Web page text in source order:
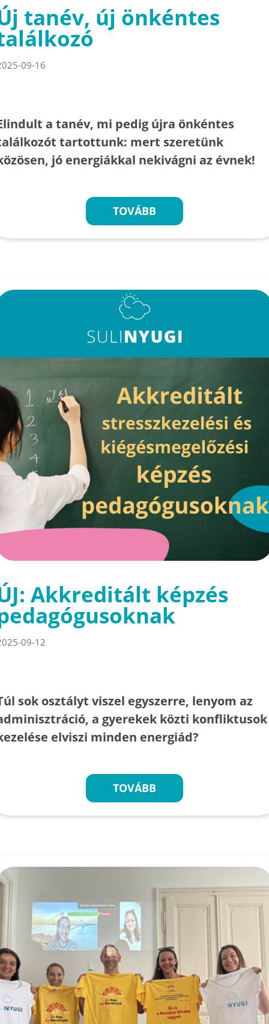
tanév, új önkéntes
09-16
a tanév, mi pedig újra önkéntes
tartottunk: mert szeretünk
jó energiákkal nekivágni az évnek!
TOVÁBB
Akkreditált képzés
09-12
sok osztályt viszel egyszerre, lenyom az
a gyerekek közti konfliktusok
elviszi minden energiád?
TOVÁBB